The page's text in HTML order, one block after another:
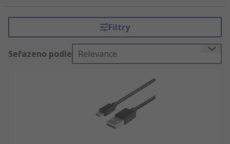
Filtry
Seřazeno podle Relevance